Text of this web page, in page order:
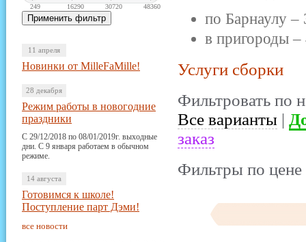
по Барнаулу –
в пригороды
Услуги сборки
Фильтровать по
Все варианты |
заказ
Фильтры по цене
249 16290 30720 48360
11 апреля
Новинки от MilleFaMille!
28 декабря
Режим работы в новогодние
праздники
С 29/12/2018 по 08/01/2019г. выходные
дни. С 9 января работаем в обычном
режиме.
14 августа
Готовимся к школе!
Поступление парт Дэми!
все новости